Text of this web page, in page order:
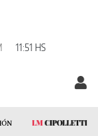
11:51 HS